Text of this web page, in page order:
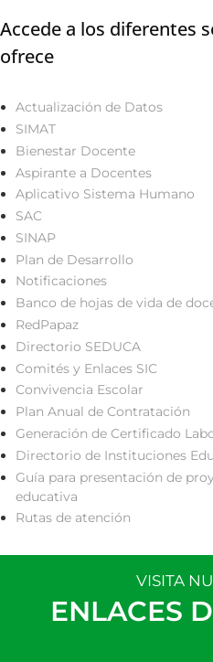
Accede a los diferentes
ofrece
Actualización de Datos
SIMAT
Bienestar Docente
Aspirante a Docentes
Aplicativo Sistema Humano
SAC
SINAP
Plan de Desarrollo
Notificaciones
Banco de hojas de vida de
RedPapaz
Directorio SEDUCA
Comités y Enlaces SIC
Convivencia Escolar
Plan Anual de Contratación
Generación de Certificado
Directorio de Instituciones
Guía para presentación de
educativa
Rutas de atención
VISITA
ENLACES